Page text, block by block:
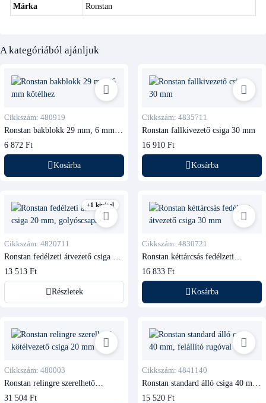
Márka Ronstan
A kategóriából ajánljuk
Cikkszám: 480919
Ronstan bakblokk 29 mm, 6 mm
6 872 Ft
Kosárba
Cikkszám: 4835711
Ronstan fallkivezető csiga 30 mm
16 910 Ft
Kosárba
+1 kivitel
Cikkszám: 4820711
Ronstan fedélzeti átvezető csiga 20
13 513 Ft
Részletek
Cikkszám: 4830721
Ronstan kéttárcsás fedélzeti
16 833 Ft
Kosárba
Cikkszám: 480003
Ronstan relingre szerelhető
31 504 Ft
Cikkszám: 4841140
Ronstan standard álló csiga 40 mm,
15 520 Ft